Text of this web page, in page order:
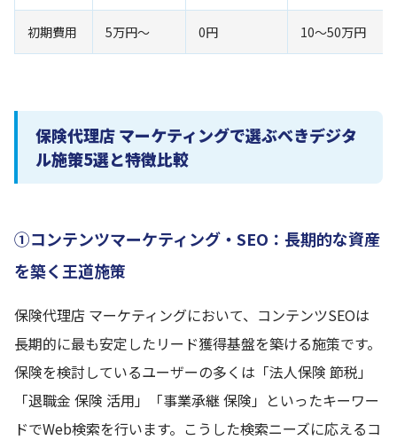
初期費用 5万円〜 0円 10〜50万円
保険代理店 マーケティングで選ぶべきデジタ
ル施策5選と特徴比較
①コンテンツマーケティング・SEO：長期的な資産
を築く王道施策
保険代理店 マーケティングにおいて、コンテンツSEOは
長期的に最も安定したリード獲得基盤を築ける施策です。
保険を検討しているユーザーの多くは「法人保険 節税」
「退職金 保険 活用」「事業承継 保険」といったキーワー
ドでWeb検索を行います。こうした検索ニーズに応えるコ